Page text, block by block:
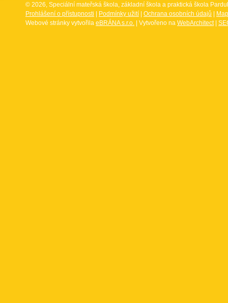
© 2026, Speciální mateřská škola, základní škola a praktická škola
Prohlášení o přístupnosti
Podmínky užití Ochrana osobních údajů
Webové stránky vytvořila eBRÁNA s.r.o. | Vytvořeno na WebArchitect|